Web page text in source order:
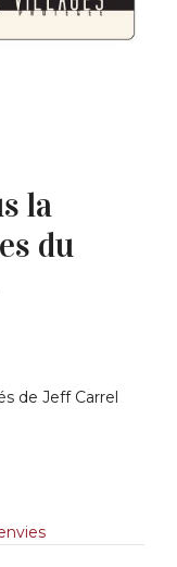
la
du
de Jeff Carrel